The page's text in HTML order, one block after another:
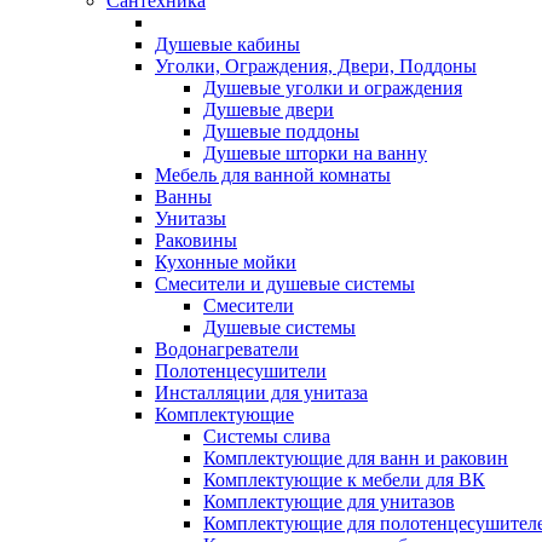
Душевые кабины
Уголки, Ограждения, Двери, Поддоны
Душевые уголки и ограждения
Душевые двери
Душевые поддоны
Душевые шторки на ванну
Мебель для ванной комнаты
Ванны
Унитазы
Раковины
Кухонные мойки
Смесители и душевые системы
Смесители
Душевые системы
Водонагреватели
Полотенцесушители
Инсталляции для унитаза
Комплектующие
Системы слива
Комплектующие для ванн и раковин
Комплектующие к мебели для ВК
Комплектующие для унитазов
Комплектующие для